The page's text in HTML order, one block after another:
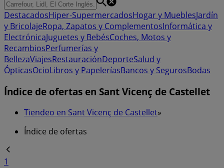
DestacadosHiper-SupermercadosHogar y MueblesJardín
y BricolajeRopa, Zapatos y ComplementosInformática y
ElectrónicaJuguetes y BebésCoches, Motos y
RecambiosPerfumerías y
BellezaViajesRestauraciónDeporteSalud y
ÓpticasOcioLibros y PapeleríasBancos y SegurosBodas
Índice de ofertas en Sant Vicenç de Castellet
Tiendeo en Sant Vicenç de Castellet»
Índice de ofertas
1